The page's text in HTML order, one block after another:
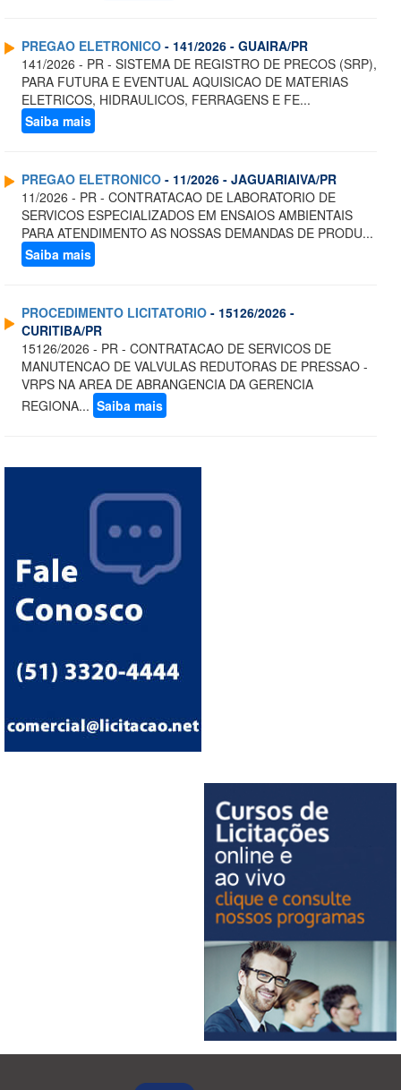
PREGAO ELETRONICO - 141/2026 - GUAIRA/PR
141/2026 - PR - SISTEMA DE REGISTRO DE PRECOS (SRP),
PARA FUTURA E EVENTUAL AQUISICAO DE MATERIAS
ELETRICOS, HIDRAULICOS, FERRAGENS E FE...
Saiba mais
PREGAO ELETRONICO - 11/2026 - JAGUARIAIVA/PR
11/2026 - PR - CONTRATACAO DE LABORATORIO DE
SERVICOS ESPECIALIZADOS EM ENSAIOS AMBIENTAIS
PARA ATENDIMENTO AS NOSSAS DEMANDAS DE PRODU...
Saiba mais
PROCEDIMENTO LICITATORIO - 15126/2026 -
CURITIBA/PR
15126/2026 - PR - CONTRATACAO DE SERVICOS DE
MANUTENCAO DE VALVULAS REDUTORAS DE PRESSAO -
VRPS NA AREA DE ABRANGENCIA DA GERENCIA
REGIONA... Saiba mais